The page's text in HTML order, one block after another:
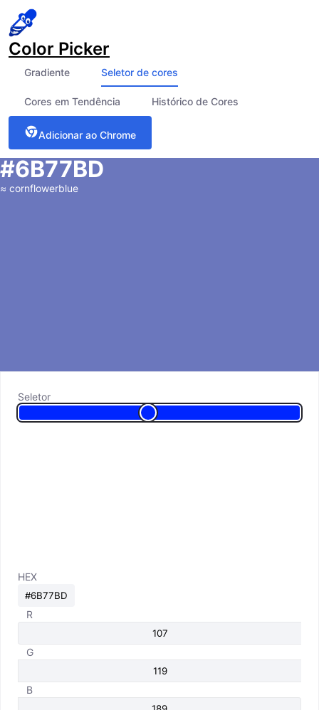
Color Picker
Gradiente Seletor de cores
Cores em Tendência Histórico de Cores
Adicionar ao Chrome
#6B77BD
≈ cornflowerblue
Seletor
HEX
R
G
B